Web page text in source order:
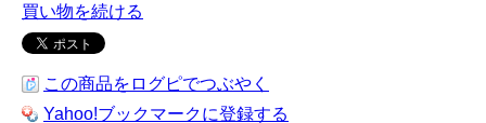
買い物を続ける
この商品をログピでつぶやく
Yahoo!ブックマークに登録する